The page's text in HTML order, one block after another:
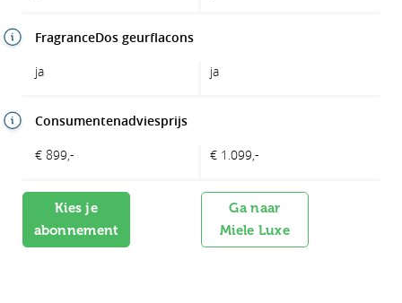
FragranceDos geurflacons
ja ja
Consumentenadviesprijs
€ 899,- € 1.099,-
Kies je
abonnement
Ga naar
Miele Luxe